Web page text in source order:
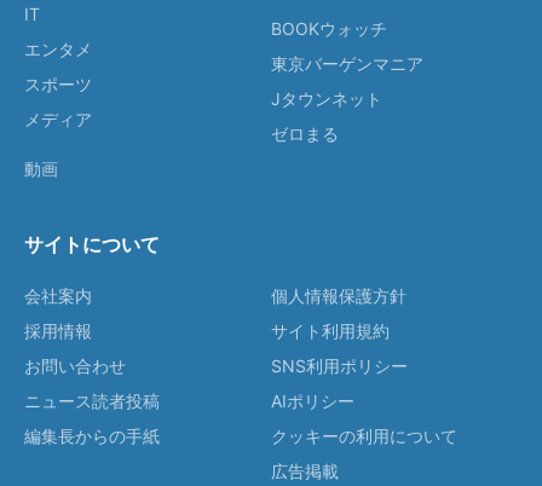
IT
エンタメ
スポーツ
メディア
動画
BOOKウォッチ
東京バーゲンマニア
Jタウンネット
ゼロまる
サイトについて
会社案内
採用情報
お問い合わせ
ニュース読者投稿
編集長からの手紙
個人情報保護方針
サイト利用規約
SNS利用ポリシー
AIポリシー
クッキーの利用について
広告掲載